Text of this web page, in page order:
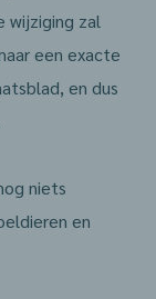
wijziging zal
een exacte
en dus
niets
en